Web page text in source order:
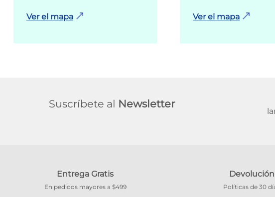
Ver el mapa Ver el mapa
Suscríbete al Newsletter
Entrega Gratis
En pedidos mayores a $499
Devolución
Políticas de 30